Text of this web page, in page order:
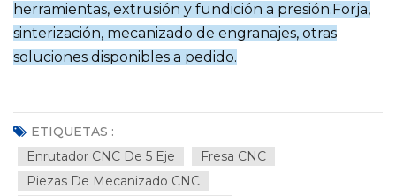
herramientas, extrusión y fundición a presión. Forja,
sinterización, mecanizado de engranajes, otras
soluciones disponibles a pedido.
ETIQUETAS :
Enrutador CNC De 5 Eje
Fresa CNC
Piezas De Mecanizado CNC